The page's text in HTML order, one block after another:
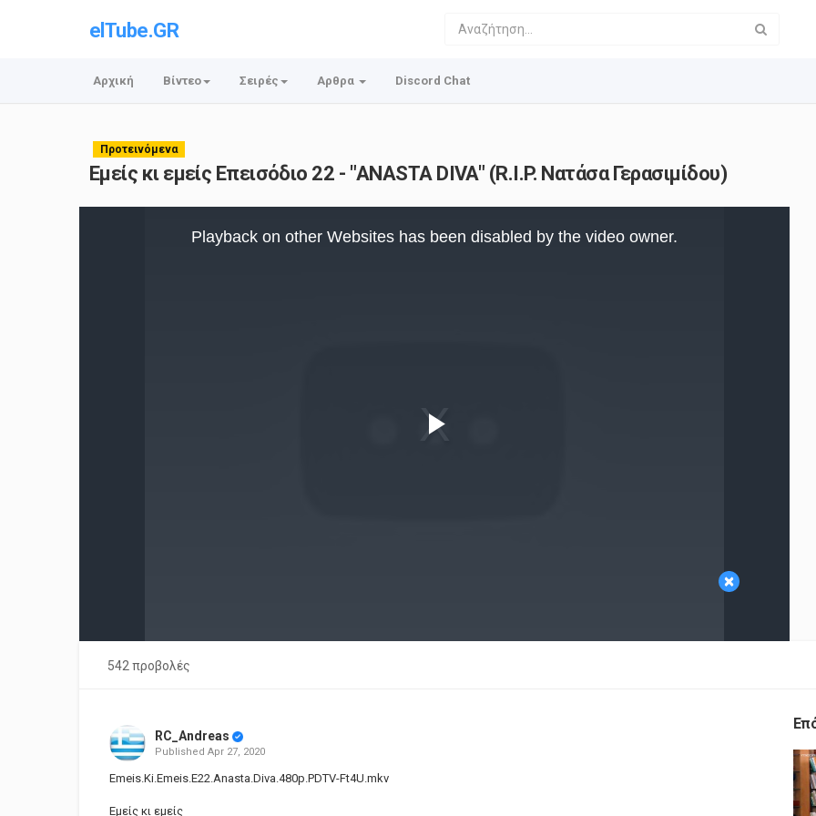
elTube.GR
Αρχική Βίντεο Σειρές Αρθρα Discord Chat
Προτεινόμενα
Εμείς κι εμείς Επεισόδιο 22 - "ANASTA DIVA" (R.I.P. Νατάσα Γερασιμίδου)
×
Playback on other Websites has been disabled by the video owner.
542 προβολές
RC_Andreas
Published Apr 27, 2020
Emeis.Ki.Emeis.E22.Anasta.Diva.480p.PDTV-Ft4U.mkv
Εμείς κι εμείς